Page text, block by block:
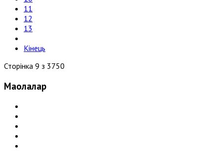
11
12
13
Кінець
Сторінка 9 з 3750
Мақолалар